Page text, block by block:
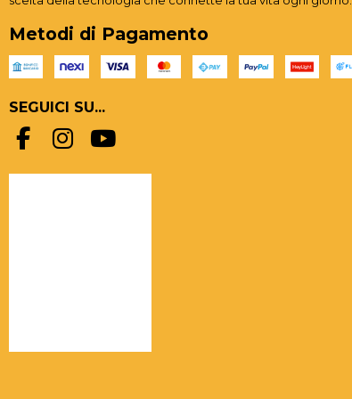
Metodi di Pagamento
SEGUICI SU...